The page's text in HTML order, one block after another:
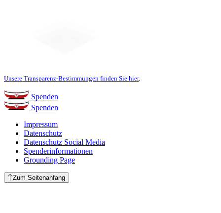
Unsere Transparenz-Bestimmungen finden Sie hier.
Spenden
Spenden
Impressum
Datenschutz
Datenschutz Social Media
Spenderinformationen
Grounding Page
Zum Seitenanfang